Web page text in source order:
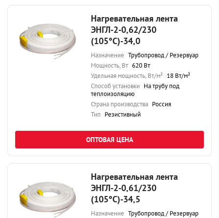
Нагревательная лента
ЭНГЛ-2-0,62/230
(105°С)-34,0
Назначение Трубопровод / Резервуар
Мощность, Вт 620 Вт
Удельная мощность, Вт/м² 18 Вт/м²
Способ установки На трубу под
теплоизоляцию
Страна производства Россия
Тип Резистивный
ОПТОВАЯ ЦЕНА
Нагревательная лента
ЭНГЛ-2-0,61/230
(105°С)-34,5
Назначение Трубопровод / Резервуар